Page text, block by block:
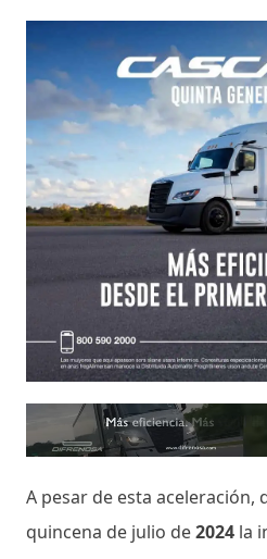
A pesar de esta aceleración,
quincena de julio de2024 la